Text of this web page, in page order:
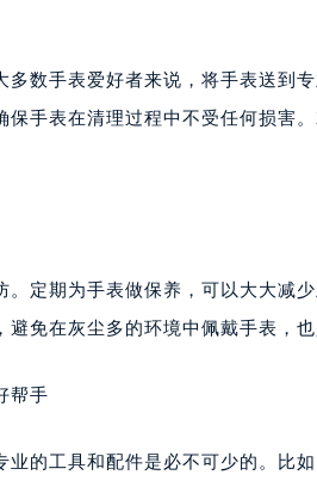
多数手表爱好者来说，将手表送到
保手表在清理过程中不受任何损害
。定期为手表做保养，可以大大减
免在灰尘多的环境中佩戴手表，也
帮手
业的工具和配件是必不可少的。比